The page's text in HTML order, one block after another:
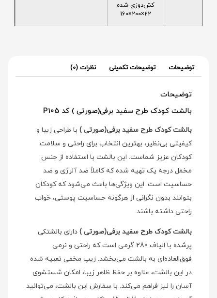
کش‌دوزی شده
22×200×160
توضیحات توضیحات تکمیلی نظرات (0)
توضیحات
بالشت کودک طرح سفید برفی(صورتی ) کد P105
بالشت کودک طرح سفید برفی(صورتی ) با طراحی زیبا و
کیفیتی بی‌نظیر، بهترین انتخاب برای راحتی و سلامت
کودکان عزیز شماست. این بالشت با استفاده از جنس
مخمل درجه یک تهیه شده که کاملاً ضد آلرژی و ضد
حساسیت است. این ویژگی‌ها باعث می‌شود که کودکان
بتوانند بدون نگرانی از هرگونه حساسیت پوستی، خواب
راحتی داشته باشند.
بالشت کودک طرح سفید برفی(صورتی ) دارای بالشتکی
پرشده با الیاف 280 گرمی است که راحتی و نرمی
فوق‌العاده‌ای به بالشت می‌بخشد. زیپ مخفی تعبیه شده
در این بالشت، علاوه بر حفظ ظاهر زیبا، امکان شستشوی
آسان را نیز فراهم می‌کند. با سفارش این بالشت، می‌توانید